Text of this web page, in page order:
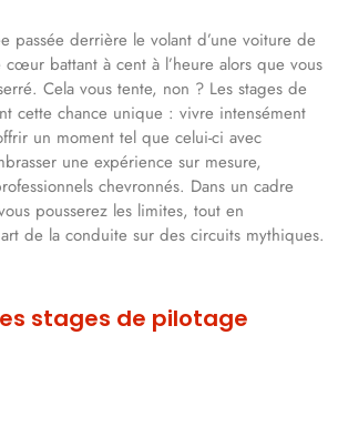
passée derrière le volant d’une voiture de
battant à cent à l’heure alors que vous
Cela vous tente, non ? Les stages de
cette chance unique : vivre intensément
un moment tel que celui-ci avec
une expérience sur mesure,
chevronnés. Dans un cadre
pousserez les limites, tout en
de la conduite sur des circuits mythiques.
stages de pilotage